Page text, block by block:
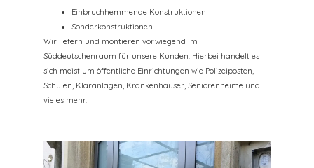
Einbruchhemmende Konstruktionen
Sonderkonstruktionen
Wir liefern und montieren vorwiegend im
Süddeutschenraum für unsere Kunden. Hierbei handelt es
sich meist um öffentliche Einrichtungen wie Polizeiposten,
Schulen, Kläranlagen, Krankenhäuser, Seniorenheime und
vieles mehr.